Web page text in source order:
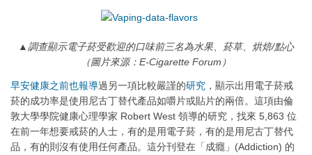
▲調查顯示電子菸受歡迎的口味前三名為水果、菸草、烘焙/點心
（圖片來源：E-Cigarette Forum）
早安健康之前也報導過另一項比較嚴謹的研究 ，顯示出用電子菸戒
菸的成功率是使用尼古丁替代產品如嚼片或貼片的兩倍。這項由倫
敦大學學院健康心理學家 Robert West 領導的研究，找來 5,863 位
在前一年想要戒菸的人士，有的是用電子菸，有的是用尼古丁替代
品，有的則沒有使用任何產品。這分刊登在「成癮」(Addiction) 的